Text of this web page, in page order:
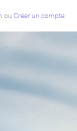
ou Créer un compte